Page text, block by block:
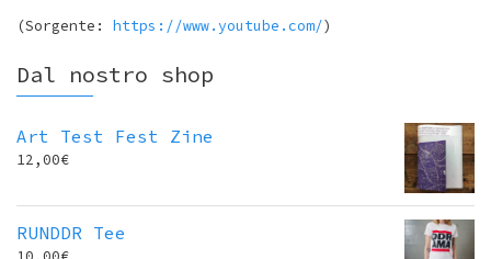
(Sorgente: https://www.youtube.com/)
Dal nostro shop
Art Test Fest Zine
12,00€
RUNDDR Tee